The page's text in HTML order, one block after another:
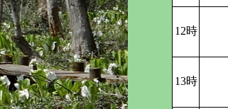
12時
13時